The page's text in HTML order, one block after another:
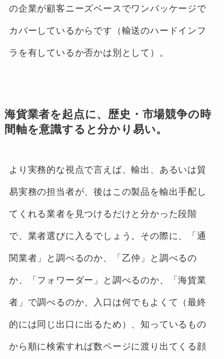
の企業が顧客ニーズベースでワンパッケージで
カバーしているからです（輸送のハードインフ
ラを有しているか否かは別として）。
海貨業者を起点に、歴史・市場競争の時
間軸を意識すると分かり易い。
より実務的な視点で言えば、輸出、あるいは貿
易実務の担当者が、後はこの製品を輸出手配し
てくれる業者を見つけるだけと分かった段階
で、業者選びに入るでしょう。その際に、「通
関業者」と調べるのか、「乙仲」と調べるの
か、「フォワーダー」と調べるのか、「海貨業
者」で調べるのか、入口は何でもよくて（最終
的には同じ出口に出るため）、知っているもの
から順に検索すれば数ページに渡り出てくる顔